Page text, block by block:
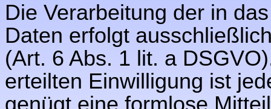
Die Verarbeitung der in
Daten erfolgt
(Art. 6 Abs. 1 lit. a
erteilten Einwilligung ist
genügt eine formlose